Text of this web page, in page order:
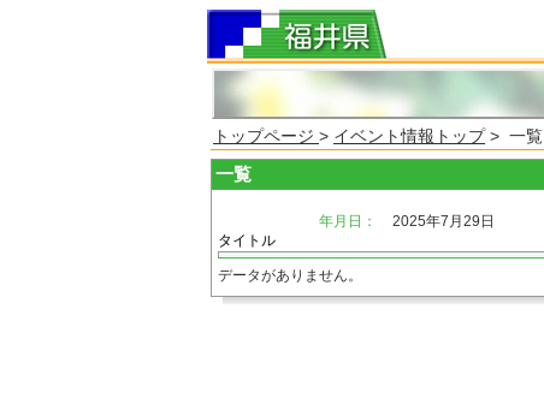
トップページ > イベント情報トップ> 一覧
一覧
年月日：
2025年7月29日
タイトル
データがありません。